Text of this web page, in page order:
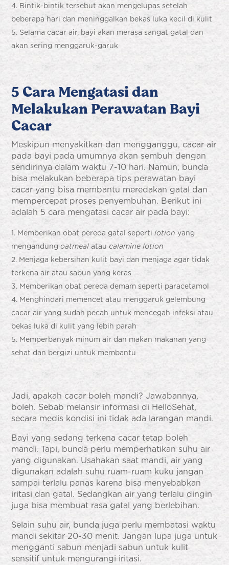
Bintik-bintik tersebut akan mengelupas setelah
beberapa hari dan meninggalkan bekas luka kecil di kulit
Selama cacar air, bayi akan merasa sangat gatal dan
akan sering menggaruk-garuk
5 Cara Mengatasi dan
MelakukanPerawatan Bayi
Cacar
Meskipun menyakitkan dan mengganggu, cacar air
pada bayi pada umumnya akan sembuh dengan
sendirinya dalam waktu 7-10 hari. Namun, bunda
bisa melakukan beberapa tips perawatan bayi
cacaryang bisa membantu meredakan gatal dan
mempercepat proses penyembuhan. Berikut ini
adalah 5 cara mengatasi cacar air pada bayi:
Memberikan obat pereda gatal sepertilotion yang
mengandungoatmeal ataucalamine lotion
Menjaga kebersihan kulit bayi dan menjaga agar tidak
terkena air atau sabun yang keras
Memberikan obat pereda demam seperti paracetamol
Menghindari memencet atau menggaruk gelembung
cacar air yang sudah pecah untuk mencegah infeksi atau
bekas luka di kulit yang lebih parah
Memperbanyak minum air dan makan makanan yang
sehat dan bergizi untuk membantu
Jadi,apakah cacar boleh mandi? Jawabannya,
boleh. Sebab melansir informasi di HelloSehat,
secara medis kondisi ini tidak ada larangan mandi.
Bayi yang sedang terkena cacar tetap boleh
mandi. Tapi, bunda perlu memperhatikan suhu air
yang digunakan. Usahakan saat mandi, air yang
digunakan adalah suhu ruam-ruam kuku jangan
sampai terlalu panas karena bisa menyebabkan
iritasi dan gatal. Sedangkan air yang terlalu dingin
juga bisa membuat rasa gatal yang berlebihan.
Selain suhu air, bunda juga perlu membatasi waktu
mandi sekitar 20-30 menit. Jangan lupa juga untuk
mengganti sabun menjadi sabun untuk kulit
sensitif untuk mengurangi iritasi.